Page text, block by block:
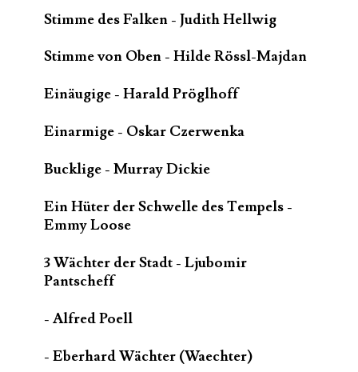
Stimme des Falken - Judith Hellwig
Stimme von Oben - Hilde Rössl-Majdan
Einäugige - Harald Pröglhoff
Einarmige - Oskar Czerwenka
Bucklige - Murray Dickie
Ein Hüter der Schwelle des Tempels -
Emmy Loose
3 Wächter der Stadt - Ljubomir
Pantscheff
- Alfred Poell
- Eberhard Wächter (Waechter)